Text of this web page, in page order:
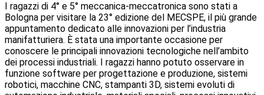
I ragazzi di 4° e 5° meccanica-meccatronica sono stati a
Bologna per visitare la 23° edizione del MECSPE, il più grande
appuntamento dedicato alle innovazioni per l’industria
manifatturiera. È stata una importante occasione per
conoscere le principali innovazioni tecnologiche nell’ambito
dei processi industriali. I ragazzi hanno potuto osservare in
funzione software per progettazione e produzione, sistemi
robotici, macchine CNC, stampanti 3D, sistemi evoluti di